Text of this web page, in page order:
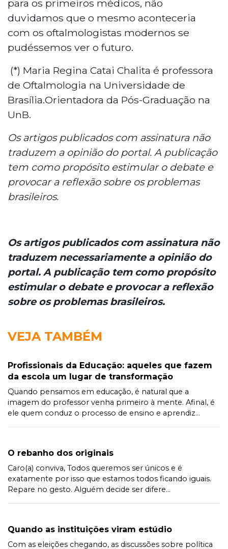
para os primeiros médicos, não
duvidamos que o mesmo aconteceria
com os oftalmologistas modernos se
pudéssemos ver o futuro.
(*) Maria Regina Catai Chalita é professora
de Oftalmologia na Universidade de
Brasília.Orientadora da Pós-Graduação na
UnB.
Os artigos publicados com assinatura não
traduzem a opinião do portal. A publicação
tem como propósito estimular o debate e
provocar a reflexão sobre os problemas
brasileiros.
Os artigos publicados com assinatura não
traduzem necessariamente a opinião do
portal. A publicação tem como propósito
estimular o debate e provocar a reflexão
sobre os problemas brasileiros.
VEJA TAMBÉM
Profissionais da Educação: aqueles que fazem
da escola um lugar de transformação
Quando pensamos em educação, é natural que a
imagem do professor venha primeiro à mente. Afinal, é
ele quem conduz o processo de ensino e aprendiz...
O rebanho dos originais
Caro(a) conviva, Todos queremos ser únicos e é
exatamente por isso que estamos todos ficando iguais.
Repare no gesto. Alguém decide ser difere...
Quando as instituições viram estúdio
Com as eleições chegando, as discussões sobre política